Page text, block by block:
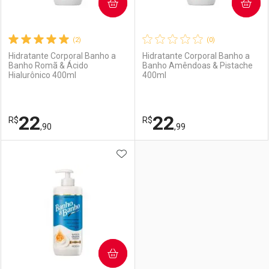
(2)
Hidratante Corporal Banho a
Banho Romã & Ácido
Hialurônico 400ml
R$22,90
COMPRAR
Laboratório
Por Menos
(0)
Hidratante Corporal Banho a
Banho Amêndoas & Pistache
400ml
R$22,99
COMPRAR
ADICIONAR AOS FAVORITOS
COMPRAR